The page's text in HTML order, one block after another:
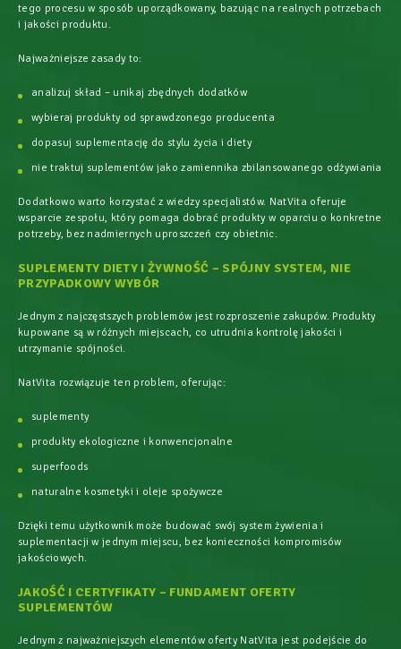
tego procesu w sposób uporządkowany, bazując na realnych potrzebach
i jakości produktu.
Najważniejsze zasady to:
analizuj skład – unikaj zbędnych dodatków
wybieraj produkty od sprawdzonego producenta
dopasuj suplementację do stylu życia i diety
nie traktuj suplementów jako zamiennika zbilansowanego odżywiania
Dodatkowo warto korzystać z wiedzy specjalistów. NatVita oferuje
wsparcie zespołu, który pomaga dobrać produkty w oparciu o konkretne
potrzeby, bez nadmiernych uproszczeń czy obietnic.
SUPLEMENTY DIETY I ŻYWNOŚĆ – SPÓJNY SYSTEM, NIE
PRZYPADKOWY WYBÓR
Jednym z najczęstszych problemów jest rozproszenie zakupów. Produkty
kupowane są w różnych miejscach, co utrudnia kontrolę jakości i
utrzymanie spójności.
NatVita rozwiązuje ten problem, oferując:
suplementy
produkty ekologiczne i konwencjonalne
superfoods
naturalne kosmetyki i oleje spożywcze
Dzięki temu użytkownik może budować swój system żywienia i
suplementacji w jednym miejscu, bez konieczności kompromisów
jakościowych.
JAKOŚĆ I CERTYFIKATY – FUNDAMENT OFERTY
SUPLEMENTÓW
Jednym z najważniejszych elementów oferty NatVita jest podejście do